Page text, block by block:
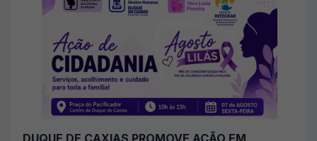
DUQUE DE CAXIAS PROMOVE AÇÃO EM